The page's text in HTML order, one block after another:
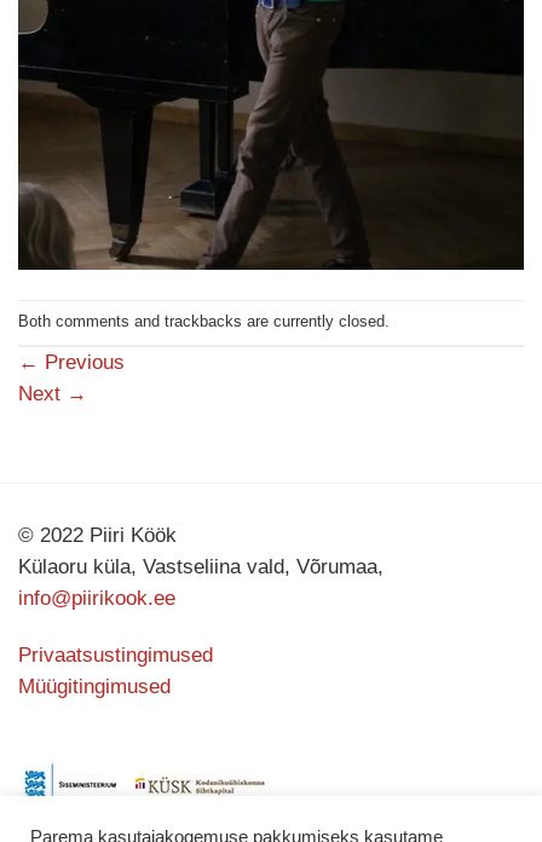
Both comments and trackbacks are currently closed.
← Previous
Next →
© 2022 Piiri Köök
Külaoru küla, Vastseliina vald, Võrumaa,
info@piirikook.ee
Privaatsustingimused
Müügitingimused
Parema kasutajakogemuse pakkumiseks kasutame